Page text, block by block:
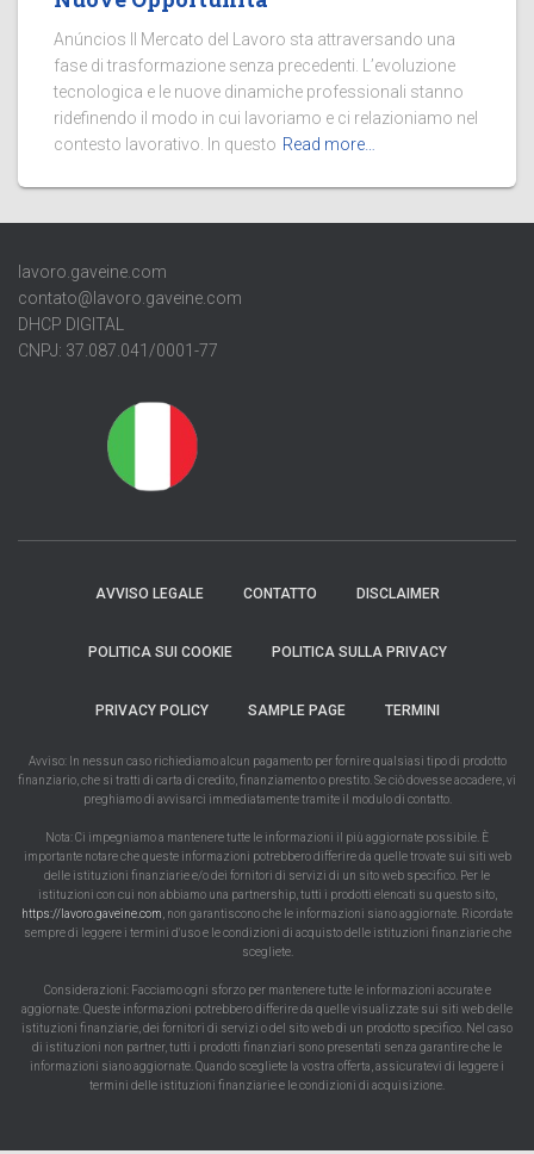
Anúncios Il Mercato del Lavoro sta attraversando una
fase di trasformazione senza precedenti. L’evoluzione
tecnologica e le nuove dinamiche professionali stanno
ridefinendo il modo in cui lavoriamo e ci relazioniamo nel
contesto lavorativo. In questo Read more…
lavoro.gaveine.com
contato@lavoro.gaveine.com
DHCP DIGITAL
CNPJ: 37.087.041/0001-77
AVVISO LEGALE CONTATTO DISCLAIMER
POLITICA SUI COOKIE POLITICA SULLA PRIVACY
PRIVACY POLICY SAMPLE PAGE TERMINI
Avviso: In nessun caso richiediamo alcun pagamento per fornire qualsiasi tipo di prodotto
finanziario, che si tratti di carta di credito, finanziamento o prestito. Se ciò dovesse accadere, vi
preghiamo di avvisarci immediatamente tramite il modulo di contatto.
Nota: Ci impegniamo a mantenere tutte le informazioni il più aggiornate possibile. È
importante notare che queste informazioni potrebbero differire da quelle trovate sui siti web
delle istituzioni finanziarie e/o dei fornitori di servizi di un sito web specifico. Per le
istituzioni con cui non abbiamo una partnership, tutti i prodotti elencati su questo sito,
https://lavoro.gaveine.com , non garantiscono che le informazioni siano aggiornate. Ricordate
sempre di leggere i termini d'uso e le condizioni di acquisto delle istituzioni finanziarie che
scegliete.
Considerazioni: Facciamo ogni sforzo per mantenere tutte le informazioni accurate e
aggiornate. Queste informazioni potrebbero differire da quelle visualizzate sui siti web delle
istituzioni finanziarie, dei fornitori di servizi o del sito web di un prodotto specifico. Nel caso
di istituzioni non partner, tutti i prodotti finanziari sono presentati senza garantire che le
informazioni siano aggiornate. Quando scegliete la vostra offerta, assicuratevi di leggere i
termini delle istituzioni finanziarie e le condizioni di acquisizione.